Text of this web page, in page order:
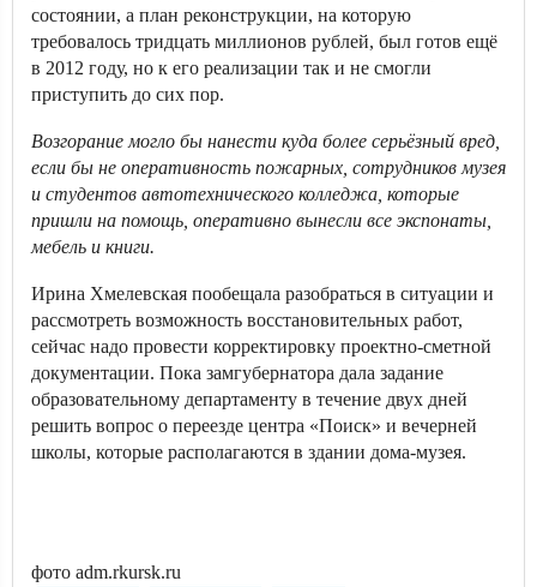
состоянии, а план реконструкции, на которую
требовалось тридцать миллионов рублей, был готов ещё
в 2012 году, но к его реализации так и не смогли
приступить до сих пор.
Возгорание могло бы нанести куда более серьёзный вред,
если бы не оперативность пожарных, сотрудников музея
и студентов автотехнического колледжа, которые
пришли на помощь, оперативно вынесли все экспонаты,
мебель и книги.
Ирина Хмелевская пообещала разобраться в ситуации и
рассмотреть возможность восстановительных работ,
сейчас надо провести корректировку проектно-сметной
документации. Пока замгубернатора дала задание
образовательному департаменту в течение двух дней
решить вопрос о переезде центра «Поиск» и вечерней
школы, которые располагаются в здании дома-музея.
фото adm.rkursk.ru